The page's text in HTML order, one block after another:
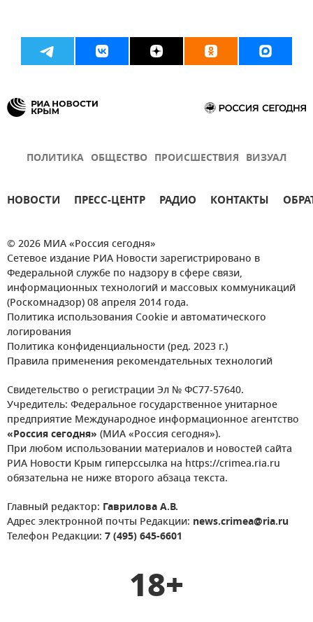
ПОЛИТИКА ОБЩЕСТВО ПРОИСШЕСТВИЯ ВИЗУАЛ
НОВОСТИ ПРЕСС-ЦЕНТР РАДИО КОНТАКТЫ
© 2026 МИА «Россия сегодня»
Сетевое издание РИА Новости зарегистрировано в
Федеральной службе по надзору в сфере связи,
информационных технологий и массовых коммуникаций
(Роскомнадзор) 08 апреля 2014 года.
Политика использования Cookie и автоматического
логирования
Политика конфиденциальности (ред. 2023 г.)
Правила применения рекомендательных технологий
Свидетельство о регистрации Эл № ФС77-57640.
Учредитель: Федеральное государственное унитарное
предприятие Международное информационное агентство
«Россия сегодня» (МИА «Россия сегодня»).
При любом использовании материалов и новостей сайта
РИА Новости Крым гиперссылка на https://crimea.ria.ru
обязательна не ниже второго абзаца текста.
Главный редактор: Гаврилова А.В.
Адрес электронной почты Редакции: news.crimea@ria.ru
Телефон Редакции: 7 (495) 645-6601
18+